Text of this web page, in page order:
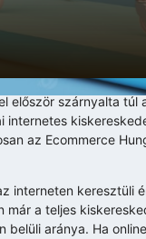
először szárnyalta túl
az Ecommerce
interneten keresztüli
a teljes
aránya. Ha